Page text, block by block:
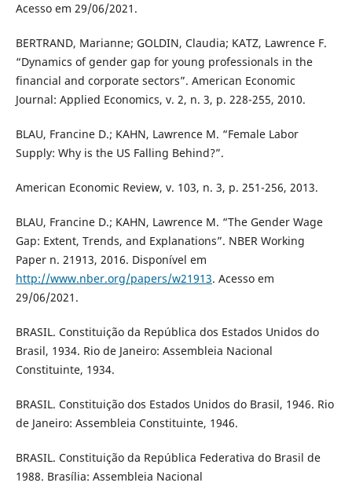
Acesso em 29/06/2021.
BERTRAND, Marianne; GOLDIN, Claudia; KATZ, Lawrence F.
“Dynamics of gender gap for young professionals in the
financial and corporate sectors”. American Economic
Journal: Applied Economics, v. 2, n. 3, p. 228-255, 2010.
BLAU, Francine D.; KAHN, Lawrence M. “Female Labor
Supply: Why is the US Falling Behind?”.
American Economic Review, v. 103, n. 3, p. 251-256, 2013.
BLAU, Francine D.; KAHN, Lawrence M. “The Gender Wage
Gap: Extent, Trends, and Explanations”. NBER Working
Paper n. 21913, 2016. Disponível em
http://www.nber.org/papers/w21913. Acesso em
29/06/2021.
BRASIL. Constituição da República dos Estados Unidos do
Brasil, 1934. Rio de Janeiro: Assembleia Nacional
Constituinte, 1934.
BRASIL. Constituição dos Estados Unidos do Brasil, 1946. Rio
de Janeiro: Assembleia Constituinte, 1946.
BRASIL. Constituição da República Federativa do Brasil de
1988. Brasília: Assembleia Nacional